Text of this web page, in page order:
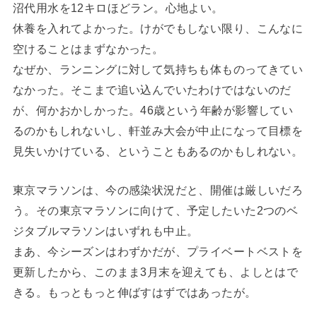
沼代用水を12キロほどラン。心地よい。
休養を入れてよかった。けがでもしない限り、こんなに
空けることはまずなかった。
なぜか、ランニングに対して気持ちも体ものってきてい
なかった。そこまで追い込んでいたわけではないのだ
が、何かおかしかった。46歳という年齢が影響してい
るのかもしれないし、軒並み大会が中止になって目標を
見失いかけている、ということもあるのかもしれない。
東京マラソンは、今の感染状況だと、開催は厳しいだろ
う。その東京マラソンに向けて、予定したいた2つのベ
ジタブルマラソンはいずれも中止。
まあ、今シーズンはわずかだが、プライベートベストを
更新したから、このまま3月末を迎えても、よしとはで
きる。もっともっと伸ばすはずではあったが。